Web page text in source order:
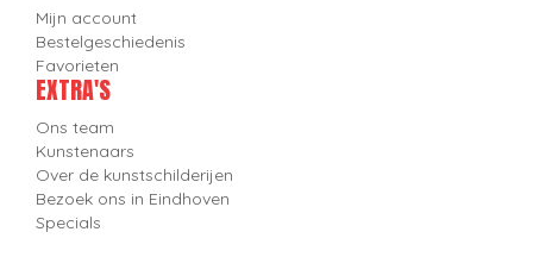
Mijn account
Bestelgeschiedenis
Favorieten
EXTRA'S
Ons team
Kunstenaars
Over de kunstschilderijen
Bezoek ons in Eindhoven
Specials